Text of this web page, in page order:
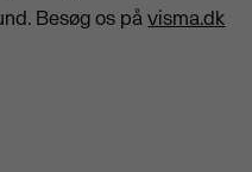
Besøg os påvisma.dk